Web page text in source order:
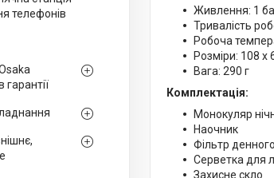
телефонів
гарантії
Живлення: 1
Тривалість
Робоча
Розміри: 108 х
Вага: 290 г
Комплектація:
Монокуляр
Наочник
Фільтр
Серветка для
Захисне скло